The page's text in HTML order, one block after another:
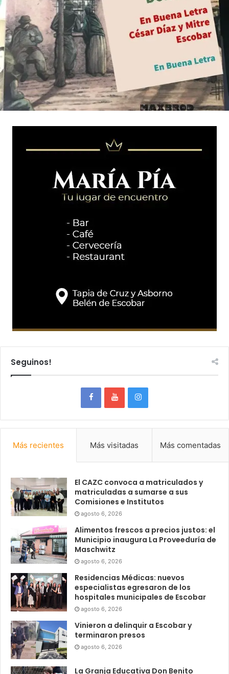
Seguinos!
Más recientes Más visitadas Más comentadas
El CAZC convoca a matriculados y
matriculadas a sumarse a sus
Comisiones e Institutos
agosto 6, 2026
Alimentos frescos a precios justos: el
Municipio inaugura La Proveeduría de
Maschwitz
agosto 6, 2026
Residencias Médicas: nuevos
especialistas egresaron de los
hospitales municipales de Escobar
agosto 6, 2026
Vinieron a delinquir a Escobar y
terminaron presos
agosto 6, 2026
La Granja Educativa Don Benito